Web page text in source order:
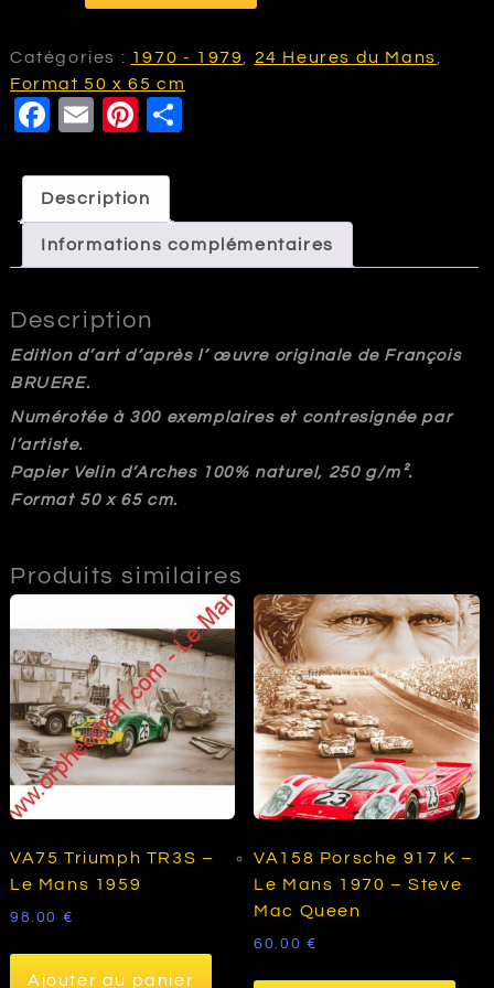
Porsche
917
K
Martini
Heures
Mans
Catégories : 1970 - 1979 24 Heures du Mans
Format 50 x 65 cm
F
c
e
b
o
k
E
ai
l
Pi
e
r
e
a
g
Description
Informations complémentaires
Description
Edition d’art d’après l’ œuvre originale de François
BRUERE.
Numérotée à 300 exemplaires et contresignée par
l’artiste.
Papier Velin d’Arches 100% naturel, 250 g/m².
Format 50 x 65 cm.
Produits similaires
VA75 Triumph TR3S –
Le Mans 1959
98.00 €
Ajouter au panier
VA158 Porsche 917 K –
Le Mans 1970 – Steve
Mac Queen
60.00 €